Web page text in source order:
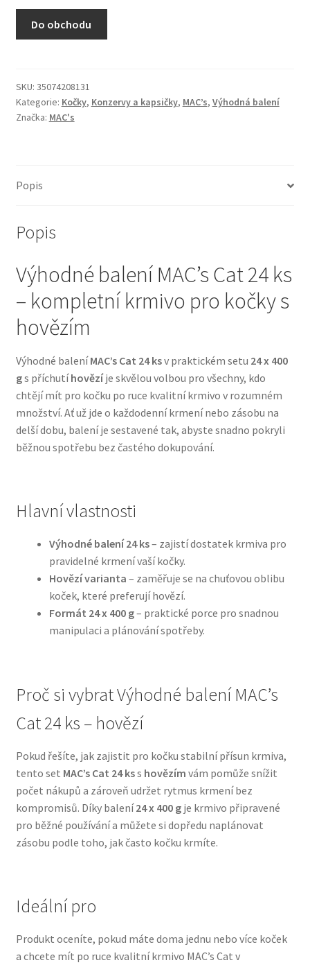
N&D Farmina pro kočky — Italské holistic krmivo
Pamlsky pro kočky
Purizon pro kočky
Veterinární dieta pro kočky
Vše pro psy — Krmivo, doplňky, vybavení
Boudy a výběhy
Brit pro psy
Granule pro psy
Natural Trainer pro psy — Italské krmivo s
Happy Dog — Německá kvalita a přirozené složení
Hill’s pro psy
Hračky pro psy
Konzervy a kapsičky pro psy
Oblečky pro psy
Pamlsky pro psy
Pelíšky pro psy
Ortopedické pelíšky
Přepravky pro psy
Royal Canin pro psy
Veterinární dieta pro psy
Do obchodu
SKU: 35074208131
Kategorie: Kočky, Konzervy a kapsičky, MAC’s, Výhodná balení
Značka: MAC's
Popis
Popis
Výhodné balení MAC’s Cat 24 ks
– kompletní krmivo pro kočky s
hovězím
Výhodné baleníMAC’s Cat 24 ksv praktickém setu 24 x 400
gs příchutíhovězíje skvělou volbou pro všechny, kdo
chtějí mít pro kočku po ruce kvalitní krmivo v rozumném
množství. Ať už jde o každodenní krmení nebo zásobu na
delší dobu, balení je sestavené tak, abyste snadno pokryli
běžnou spotřebu bez častého dokupování.
Hlavní vlastnosti
Výhodné balení 24 ks– zajistí dostatek krmiva pro
pravidelné krmení vaší kočky.
Hovězí varianta – zaměřuje se na chuťovou oblibu
koček, které preferují hovězí.
Formát 24 x 400 g– praktické porce pro snadnou
manipulaci a plánování spotřeby.
Proč si vybrat Výhodné balení MAC’s
Cat 24 ks – hovězí
Pokud řešíte, jak zajistit pro kočku stabilní přísun krmiva,
tento set MAC’s Cat 24 kss hovězím vám pomůže snížit
počet nákupů a zároveň udržet rytmus krmení bez
kompromisů. Díky balení24 x 400 gje krmivo připravené
pro běžné používání a můžete si dopředu naplánovat
zásobu podle toho, jak často kočku krmíte.
Ideální pro
Produkt oceníte, pokud máte doma jednu nebo více koček
a chcete mít po ruce kvalitní krmivo MAC’s Cat v